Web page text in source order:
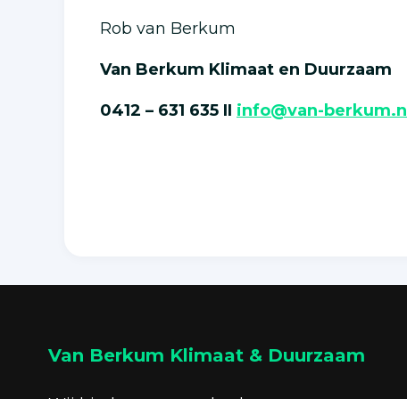
Rob van Berkum
Van Berkum Klimaat en Duurzaam
0412 – 631 635 II info@van-berkum.nl
Van Berkum Klimaat & Duurzaam